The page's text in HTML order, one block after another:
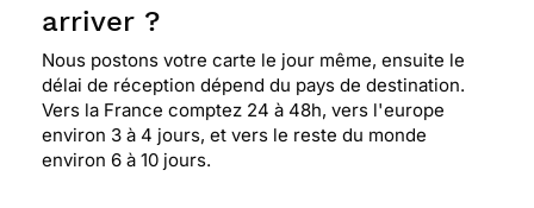
arriver ?
Nous postons votre carte le jour même, ensuite le
délai de réception dépend du pays de destination.
Vers la France comptez 24 à 48h, vers l'europe
environ 3 à 4 jours, et vers le reste du monde
environ 6 à 10 jours.